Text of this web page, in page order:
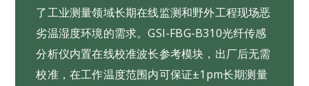
了工业测量领域长期在线监测和野外工程现场恶
劣温湿度环境的需求。GSI-FBG-B310光纤传感
分析仪内置在线校准波长参考模块，出厂后无需
校准，在工作温度范围内可保证±1pm长期测量